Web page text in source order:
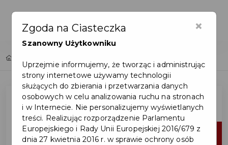
×
Zgoda na Ciasteczka
Szanowny Użytkowniku
Uprzejmie informujemy, że tworząc i administrując
strony internetowe używamy technologii
służących do zbierania i przetwarzania danych
osobowych w celu analizowania ruchu na stronach
i w Internecie. Nie personalizujemy wyświetlanych
treści. Realizując rozporządzenie Parlamentu
Europejskiego i Rady Unii Europejskiej 2016/679 z
dnia 27 kwietnia 2016 r. w sprawie ochrony osób